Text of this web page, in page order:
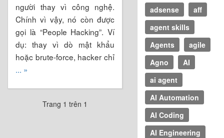
người thay vì công nghệ.
Chính vì vậy, nó còn được
gọi là “People Hacking”. Ví
dụ: thay vì dò mật khẩu
hoặc brute-force, hacker chỉ
... »
Trang 1 trên 1
adsense
aff
agent skills
Agents
agile
Agno
AI
ai agent
AI Automation
AI Coding
AI Engineering